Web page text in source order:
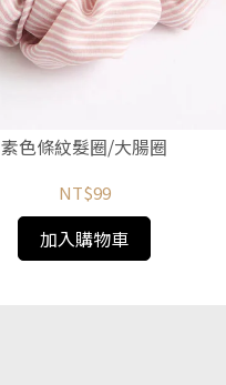
素色條紋髮圈/大腸圈
NT$99
加入購物車